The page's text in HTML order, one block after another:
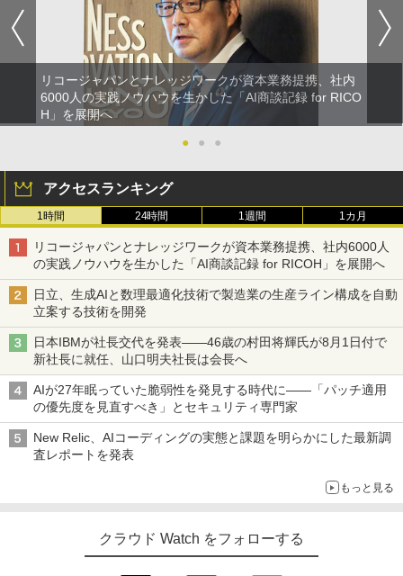
リコージャパンとナレッジワークが資本業務提携、社内
6000人の実践ノウハウを生かした「AI商談記録 for RICO
H」を展開へ
●
● ●
アクセスランキング
1時間 24時間 1週間 1カ月
リコージャパンとナレッジワークが資本業務提携、社内6000人
の実践ノウハウを生かした「AI商談記録 for RICOH」を展開へ
日立、生成AIと数理最適化技術で製造業の生産ライン構成を自動
立案する技術を開発
日本IBMが社長交代を発表――46歳の村田将輝氏が8月1日付で
新社長に就任、山口明夫社長は会長へ
AIが27年眠っていた脆弱性を発見する時代に――「パッチ適用
の優先度を見直すべき」とセキュリティ専門家
New Relic、AIコーディングの実態と課題を明らかにした最新調
査レポートを発表
もっと見る
クラウド Watch をフォローする